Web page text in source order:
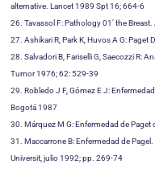
alternative. Lancet 1989 Spt 16; 664-6
26. Tavassol F: Pathology 01′ the
27. Ashikari R, Park K, Huvos A G: Paget
28. Salvadori B, Fariselli G, Saecozzi R:
Tumor 1976; 62: 529-39
29. Robledo J F, Gómez E J:
Bogotá 1987
30. Márquez M G: Enfermedad de Paget
31. Maccarrone B: Enfermedad de
Universit, julio 1992; pp. 269-74